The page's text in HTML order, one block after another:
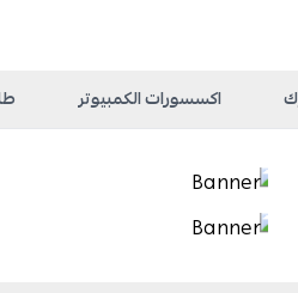
اكسسورات الكمبيوتر